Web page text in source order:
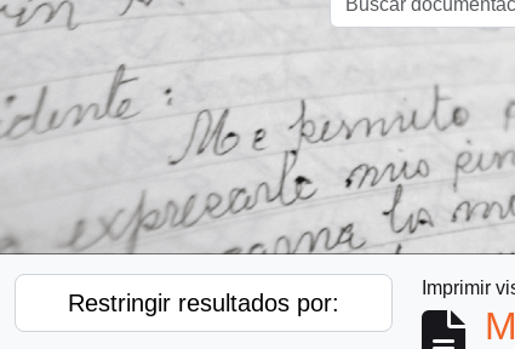
Restringir resultados por:
Imprimir